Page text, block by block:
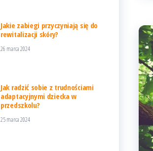
Jakie zabiegi przyczyniają się do
rewitalizacji skóry?
26 marca 2024
Jak radzić sobie z trudnościami
adaptacyjnymi dziecka w
przedszkolu?
25 marca 2024